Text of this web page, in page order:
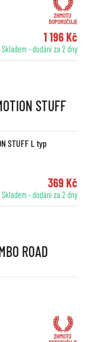
1 196 Kč
Skladem - dodání za 2 dny
STUFF
STUFF L typ
369 Kč
Skladem - dodání za 2 dny
ROAD